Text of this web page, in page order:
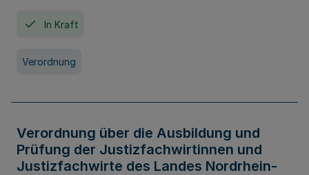
In Kraft
Verordnung
Verordnung über die Ausbildung und
Prüfung der Justizfachwirtinnen und
Justizfachwirte des Landes Nordrhein-